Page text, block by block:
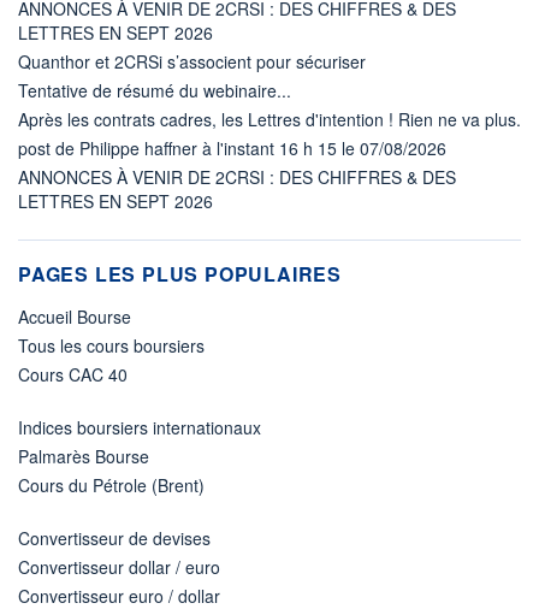
ANNONCES À VENIR DE 2CRSI : DES CHIFFRES & DES
LETTRES EN SEPT 2026
Quanthor et 2CRSi s’associent pour sécuriser
Tentative de résumé du webinaire...
Après les contrats cadres, les Lettres d'intention ! Rien ne va plus.
post de Philippe haffner à l'instant 16 h 15 le 07/08/2026
ANNONCES À VENIR DE 2CRSI : DES CHIFFRES & DES
LETTRES EN SEPT 2026
PAGES LES PLUS POPULAIRES
Accueil Bourse
Tous les cours boursiers
Cours CAC 40
Indices boursiers internationaux
Palmarès Bourse
Cours du Pétrole (Brent)
Convertisseur de devises
Convertisseur dollar / euro
Convertisseur euro / dollar